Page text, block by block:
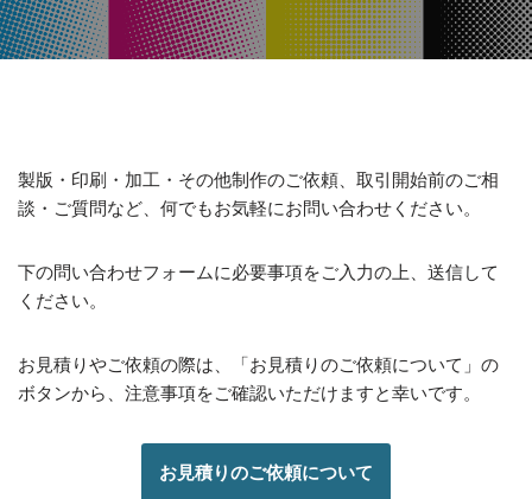
製版・印刷・加工・その他制作のご依頼、取引開始前のご相
談・ご質問など、何でもお気軽にお問い合わせください。
下の問い合わせフォームに必要事項をご入力の上、送信して
ください。
お見積りやご依頼の際は、「お見積りのご依頼について」の
ボタンから、注意事項をご確認いただけますと幸いです。
お見積りのご依頼について